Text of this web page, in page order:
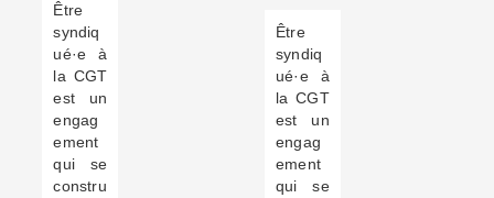
Être
syndiq
ué·e à
la CGT
est un
engag
ement
qui se
constru
Être
syndiq
ué·e à
la CGT
est un
engag
ement
qui se